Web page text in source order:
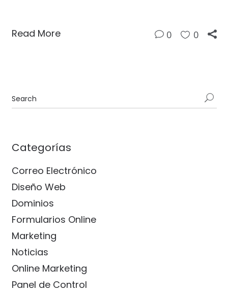
Read More 0 0
Categorías
Correo Electrónico
Diseño Web
Dominios
Formularios Online
Marketing
Noticias
Online Marketing
Panel de Control